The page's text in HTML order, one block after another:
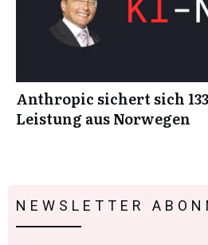
Anthropic sichert sich
Leistung aus Norwegen
NEWSLETTER